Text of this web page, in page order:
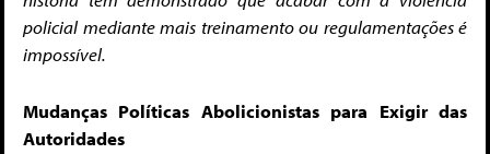
policial mediante mais treinamento ou regulamentações é
impossível.
Mudanças Políticas Abolicionistas para Exigir das
Autoridades